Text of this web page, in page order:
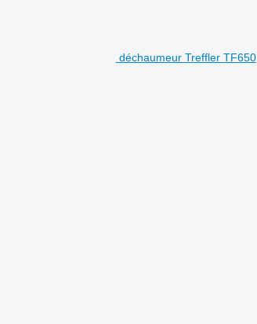
déchaumeur Treffler TF650